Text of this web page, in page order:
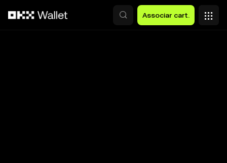
Associar cart.